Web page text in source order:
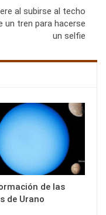
al subirse al techo
un tren para hacerse
un selfie
de las
de Urano